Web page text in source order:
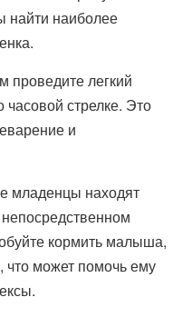
найти наиболее
проведите легкий
стрелке. Это
и
младенцы находят
кормить малыша,
что может помочь ему